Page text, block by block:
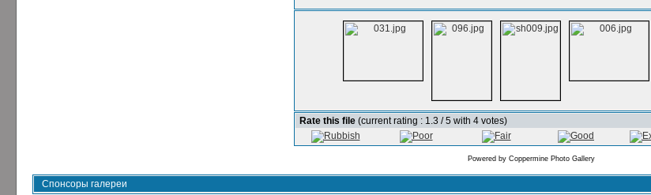
Rate this file (current rating : 1.3 / 5 with 4 votes)
Powered by Coppermine Photo Gallery
Спонсоры галереи